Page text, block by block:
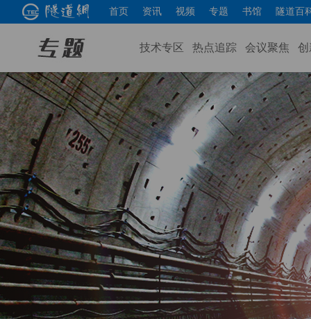
首页 资讯 视频 专题 书馆 隧道百
技术专区 热点追踪 会议聚焦 创